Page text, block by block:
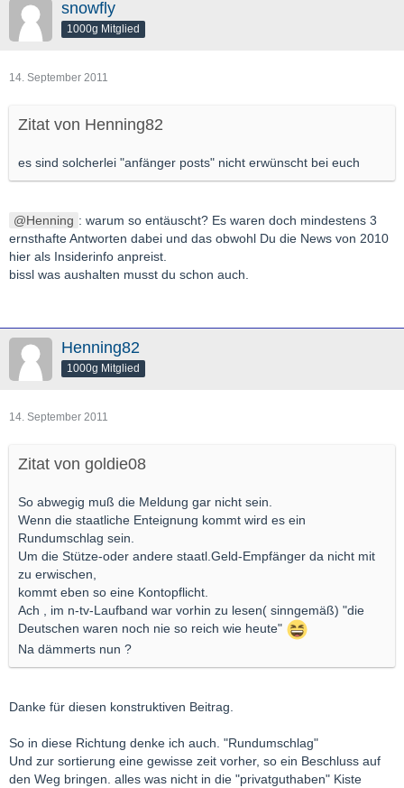
snowfly
1000g Mitglied
14. September 2011
Zitat von Henning82
es sind solcherlei "anfänger posts" nicht erwünscht bei euch
Henning : warum so entäuscht? Es waren doch mindestens 3
ernsthafte Antworten dabei und das obwohl Du die News von 2010
hier als Insiderinfo anpreist.
bissl was aushalten musst du schon auch.
Henning82
1000g Mitglied
14. September 2011
Zitat von goldie08
So abwegig muß die Meldung gar nicht sein.
Wenn die staatliche Enteignung kommt wird es ein
Rundumschlag sein.
Um die Stütze-oder andere staatl.Geld-Empfänger da nicht mit
zu erwischen,
kommt eben so eine Kontopflicht.
Ach , im n-tv-Laufband war vorhin zu lesen( sinngemäß) "die
Deutschen waren noch nie so reich wie heute"
Na dämmerts nun ?
Danke für diesen konstruktiven Beitrag.
So in diese Richtung denke ich auch. "Rundumschlag"
Und zur sortierung eine gewisse zeit vorher, so ein Beschluss auf
den Weg bringen. alles was nicht in die "privatguthaben" Kiste